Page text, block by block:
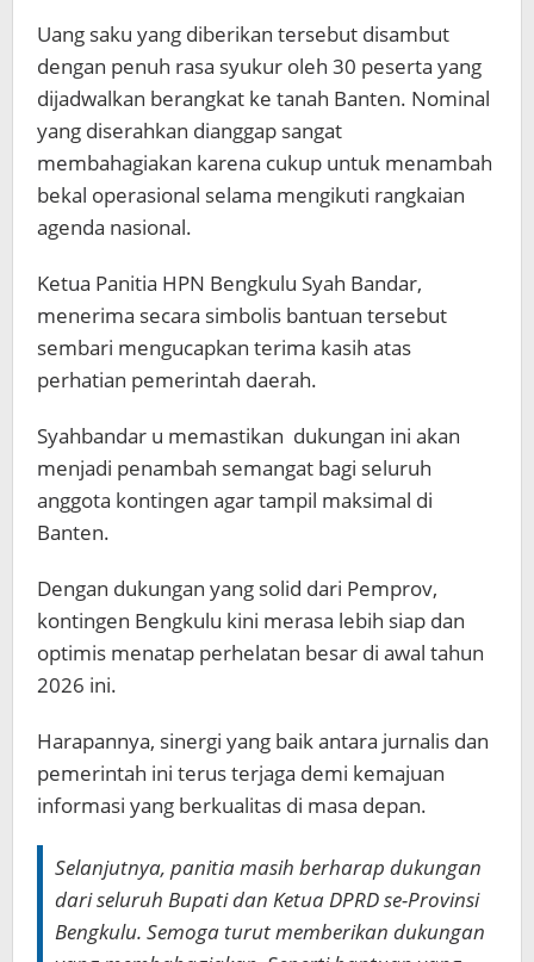
​Uang saku yang diberikan tersebut disambut
dengan penuh rasa syukur oleh 30 peserta yang
dijadwalkan berangkat ke tanah Banten. Nominal
yang diserahkan dianggap sangat
membahagiakan karena cukup untuk menambah
bekal operasional selama mengikuti rangkaian
agenda nasional.
​Ketua Panitia HPN Bengkulu Syah Bandar,
menerima secara simbolis bantuan tersebut
sembari mengucapkan terima kasih atas
perhatian pemerintah daerah.
Syahbandar u memastikan dukungan ini akan
menjadi penambah semangat bagi seluruh
anggota kontingen agar tampil maksimal di
Banten.
​Dengan dukungan yang solid dari Pemprov,
kontingen Bengkulu kini merasa lebih siap dan
optimis menatap perhelatan besar di awal tahun
2026 ini.
Harapannya, sinergi yang baik antara jurnalis dan
pemerintah ini terus terjaga demi kemajuan
informasi yang berkualitas di masa depan.
Selanjutnya, panitia masih berharap dukungan
dari seluruh Bupati dan Ketua DPRD se-Provinsi
Bengkulu. Semoga turut memberikan dukungan